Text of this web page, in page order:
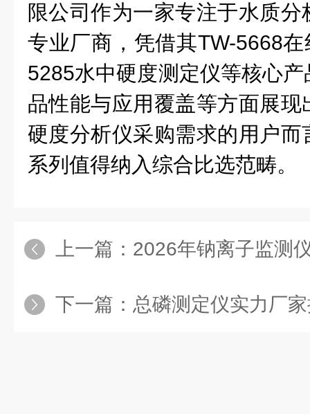
限公司作为一家专注于水质
专业厂商，凭借其TW-5668
5285水中硬度测定仪等核心
品性能与应用覆盖等方面展
硬度分析仪采购需求的用户
系列值得纳入综合比选范畴。
上一篇： 2026年钠离子监测仪/分析
下一篇： 总磷测定仪实力厂家推荐：从技术研